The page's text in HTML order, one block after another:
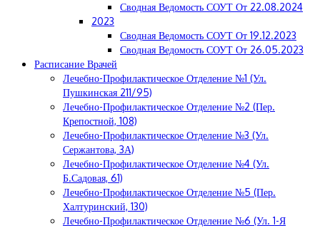
Сводная Ведомость СОУТ От 22.08.2024
2023
Сводная Ведомость СОУТ От 19.12.2023
Сводная Ведомость СОУТ От 26.05.2023
Расписание Врачей
Лечебно-Профилактическое Отделение №1 (ул.
Пушкинская 211/95)
Лечебно-Профилактическое Отделение №2 (пер.
Крепостной, 108)
Лечебно-Профилактическое Отделение №3 (ул.
Сержантова, 3А)
Лечебно-Профилактическое Отделение №4 (ул.
Б.Садовая, 61)
Лечебно-Профилактическое Отделение №5 (пер.
Халтуринский, 130)
Лечебно-Профилактическое Отделение №6 (ул. 1-Я